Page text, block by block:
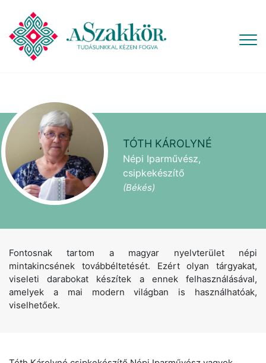
TÓTH KÁROLYNÉ
Népi Iparművész,
csipkekészítő
(Békés)
Fontosnak tartom a magyar nyelvterület népi
mintakincsének továbbéltetését. Ezért olyan tárgyakat,
viseleti darabokat készítek a ennek felhasználásával,
amelyek a mai modern világban is használhatóak,
viselhetőek.